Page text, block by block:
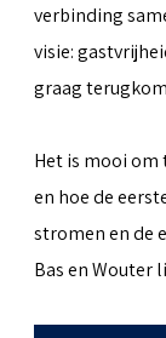
verbinding
visie:
graag
Het is mooi om
en hoe de
stromen en de
Bas en Wouter